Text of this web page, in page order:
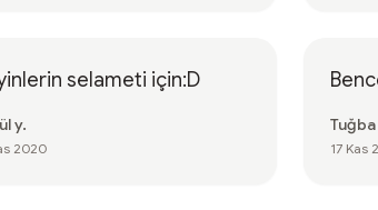
selameti için:D
y.
2020 17 Kas